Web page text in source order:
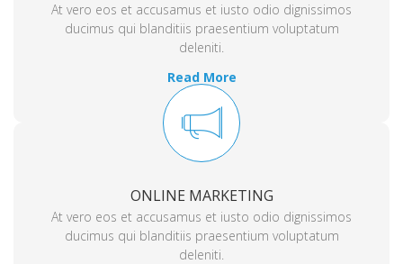
At vero eos et accusamus et iusto odio dignissimos
ducimus qui blanditiis praesentium voluptatum
deleniti.
Read More
ONLINE MARKETING
At vero eos et accusamus et iusto odio dignissimos
ducimus qui blanditiis praesentium voluptatum
deleniti.